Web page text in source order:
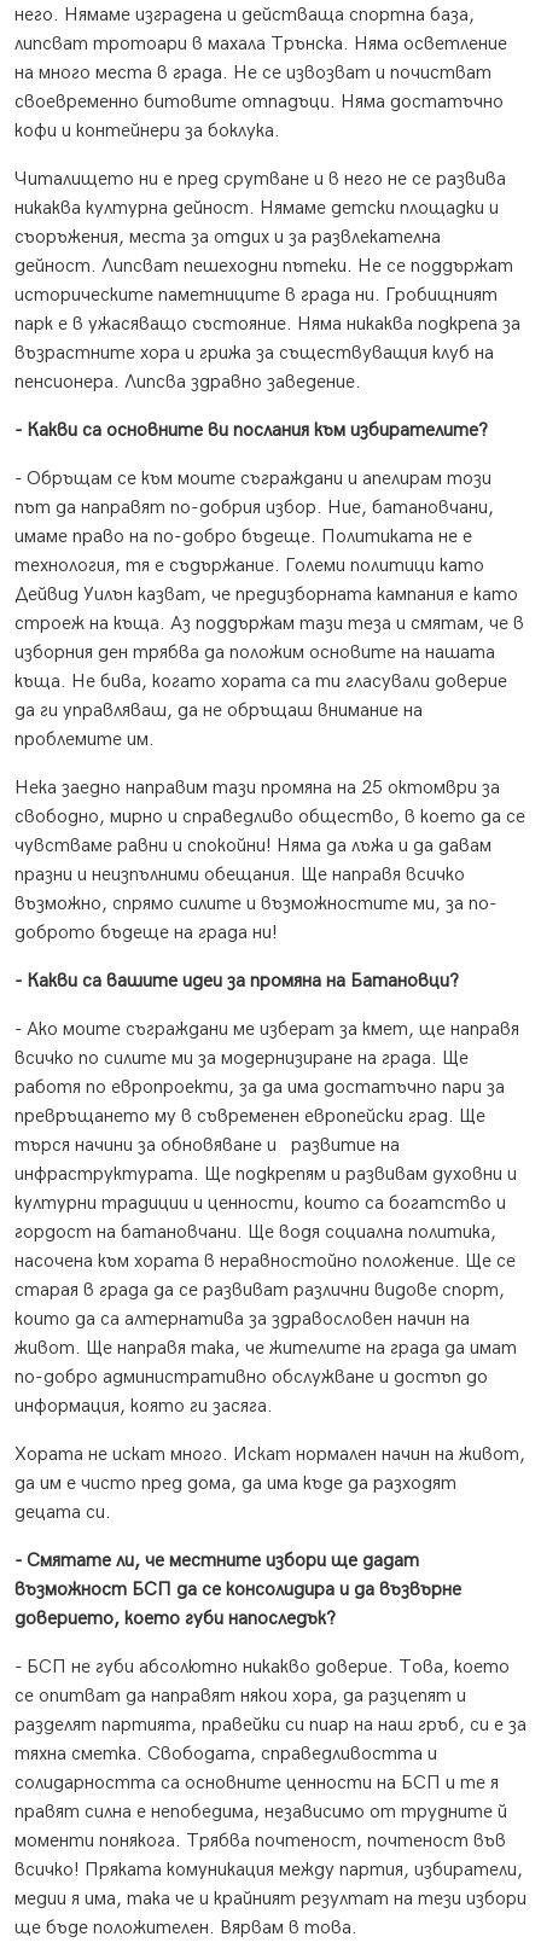
него. Нямаме изградена и действаща спортна база,
липсват тротоари в махала Трънска. Няма осветление
на много места в града. Не се извозват и почистват
своевременно битовите отпадъци. Няма достатъчно
кофи и контейнери за боклука.
Читалището ни е пред срутване и в него не се развива
никаква културна дейност. Нямаме детски площадки и
съоръжения, места за отдих и за развлекателна
дейност. Липсват пешеходни пътеки. Не се поддържат
историческите паметниците в града ни. Гробищният
парк е в ужасяващо състояние. Няма никаква подкрепа за
възрастните хора и грижа за съществуващия клуб на
пенсионера. Липсва здравно заведение.
- Какви са основните ви послания към избирателите?
- Обръщам се към моите съграждани и апелирам този
път да направят по-добрия избор. Ние, батановчани,
имаме право на по-добро бъдеще. Политиката не е
технология, тя е съдържание. Големи политици като
Дейвид Уилън казват, че предизборната кампания е като
строеж на къща. Аз поддържам тази теза и смятам, че в
изборния ден трябва да положим основите на нашата
къща. Не бива, когато хората са ти гласували доверие
да ги управляваш, да не обръщаш внимание на
проблемите им.
Нека заедно направим тази промяна на 25 октомври за
свободно, мирно и справедливо общество, в което да се
чувстваме равни и спокойни! Няма да лъжа и да давам
празни и неизпълними обещания. Ще направя всичко
възможно, спрямо силите и възможностите ми, за по-
доброто бъдеще на града ни!
- Какви са вашите идеи за промяна на Батановци?
- Ако моите съграждани ме изберат за кмет, ще направя
всичко по силите ми за модернизиране на града. Ще
работя по европроекти, за да има достатъчно пари за
превръщането му в съвременен европейски град. Ще
търся начини за обновяване и развитие на
инфраструктурата. Ще подкрепям и развивам духовни и
културни традиции и ценности, които са богатство и
гордост на батановчани. Ще водя социална политика,
насочена към хората в неравностойно положение. Ще се
старая в града да се развиват различни видове спорт,
които да са алтернатива за здравословен начин на
живот. Ще направя така, че жителите на града да имат
по-добро административно обслужване и достъп до
информация, която ги засяга.
Хората не искат много. Искат нормален начин на живот,
да им е чисто пред дома, да има къде да разходят
децата си.
- Смятате ли, че местните избори ще дадат
възможност БСП да се консолидира и да възвърне
доверието, което губи напоследък?
- БСП не губи абсолютно никакво доверие. Това, което
се опитват да направят някои хора, да разцепят и
разделят партията, правейки си пиар на наш гръб, си е за
тяхна сметка. Свободата, справедливостта и
солидарността са основните ценности на БСП и те я
правят силна е непобедима, независимо от трудните й
моменти понякога. Трябва почтеност, почтеност във
всичко! Пряката комуникация между партия, избиратели,
медии я има, така че и крайният резултат на тези избори
ще бъде положителен. Вярвам в това.